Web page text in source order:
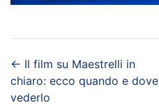
← Il film su Maestrelli in
chiaro: ecco quando e dove
vederlo